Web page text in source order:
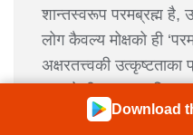
शान्तस्वरूप परमब्रह्म है,
लोग कैवल्य मोक्षको ही
अक्षरतत्त्वकी
भगवान की निज लीलाओंसे
Download